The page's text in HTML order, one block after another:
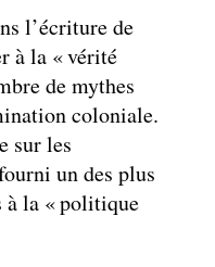
l’écriture de
à la « vérité
de mythes
coloniale.
sur les
un des plus
à la « politique